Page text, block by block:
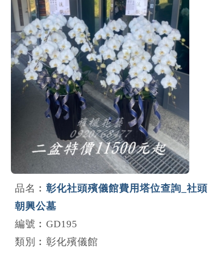
品名︰彰化社頭殯儀館費用塔位查詢_社頭
朝興公墓
編號︰GD195
類別︰彰化殯儀館